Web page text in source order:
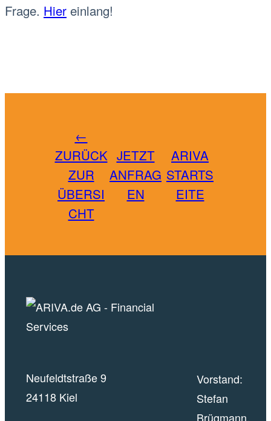
Frage. Hier einlang!
←
ZURÜCK
ZUR
ÜBERSI
CHT
JETZT
ANFRAG
EN
ARIVA
STARTS
EITE
Neufeldtstraße 9
24118 Kiel
Vorstand:
Stefan
Brügmann,